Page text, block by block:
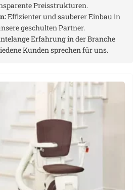
Preisstrukturen.
Effizienter und sauberer Einbau in
geschulten Partner.
Erfahrung in der Branche
Kunden sprechen für uns.